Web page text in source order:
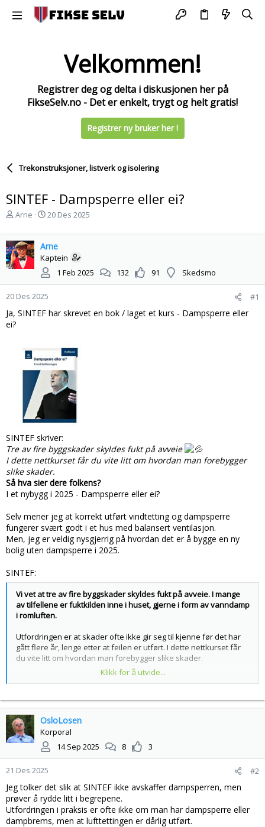
Velkommen!
Registrer deg og delta i diskusjonen her på
FikseSelv.no - Det er enkelt, trygt og helt gratis!
Registrer ny bruker her !
Trekonstruksjoner, listverk og isolering
SINTEF - Dampsperre eller ei?
T
d
s
t
r
t
e
r
Arne
S
r
t
d
a
t
o
20 Des 2025
Arne
Kaptein
1 Feb 2025
132 91 Skedsmo
20 Des 2025 #1
Ja, SINTEF har skrevet en bok / laget et kurs - Dampsperre eller
ei?
SINTEF skriver:
Tre av fire byggskader skyldes fukt på avveie
I dette nettkurset får du vite litt om hvordan man forebygger
slike skader.
Så hva sier dere folkens?
I et nybygg i 2025 - Dampsperre eller ei?
Selv mener jeg at korrekt utført vindtetting og dampsperre
fungerer svært godt i et hus med balansert ventilasjon.
Men, jeg er veldig nysgjerrig på hvordan det er å bygge en ny
bolig uten dampsperre i 2025.
SINTEF:
Vi vet at tre av fire byggskader skyldes fukt på avveie. I mange
av tilfellene er fuktkilden inne i huset, gjerne i form av vanndamp
i romluften.
Utfordringen er at skader ofte ikke gir seg til kjenne før det har
gått flere år, lenge etter at feilen er utført. I dette nettkurset får
du vite litt om hvordan man forebygger slike skader.
mur- og betong og tre.
"Pustende" hus, dampbrems og "smart" dampsperre er
begreper som har vært mye brukt i flere år, men mange vet ikke
hva de egentlig innebærer.
inngår i vanlige ytterkonstruksjoner; dampsperre, isolasjon,
vindsperre, kledning og vinduer. Vi vet også at det finnes
produkter på markedet som er fullt lovlige å selge, men som er
uegnet i bruk. Hvordan kan man være sikker på at produktene
man bruker er egnet?
Klikk for å utvide...
OsloLosen
Korporal
14 Sep 2025
8 3
21 Des 2025 #2
Jeg tolker det slik at SINTEF ikke avskaffer dampsperren, men
prøver å rydde litt i begrepene.
Utfordringen i praksis er ofte ikke om man har dampsperre eller
dampbrems, men at lufttettingen er dårlig utført.